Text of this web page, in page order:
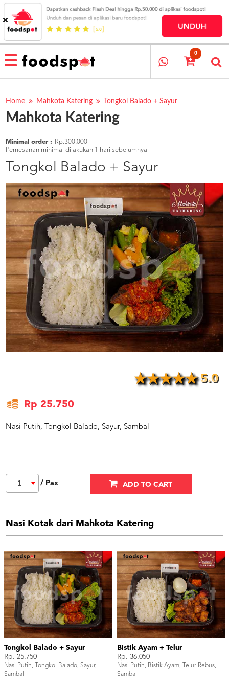
HOME
MENU
RESTAURANT
PESAN
OUR
COMPANY
KATA
MEREKA
KATALOG
LOYALTY
PROGRAM
FAQ
ABOUT
CATERERS
BLOG
TERMS
&
CONDITIONS
CALL
CENTER
021
5091
3494
0
Home Mahkota Katering Tongkol Balado + Sayur
Mahkota Katering
Minimal order :
Rp.300.000
Pemesanan minimal dilakukan 1 hari sebelumnya
Tongkol Balado + Sayur
5.0
Rp 25.750
Nasi Putih, Tongkol Balado, Sayur, Sambal
1 / Pax ADD TO CART
Nasi Kotak dari Mahkota Katering
Tongkol Balado + Sayur
Rp. 25.750
Nasi Putih, Tongkol Balado, Sayur,
Sambal
Bistik Ayam + Telur
Rp. 36.050
Nasi Putih, Bistik Ayam, Telur Rebus,
Sambal